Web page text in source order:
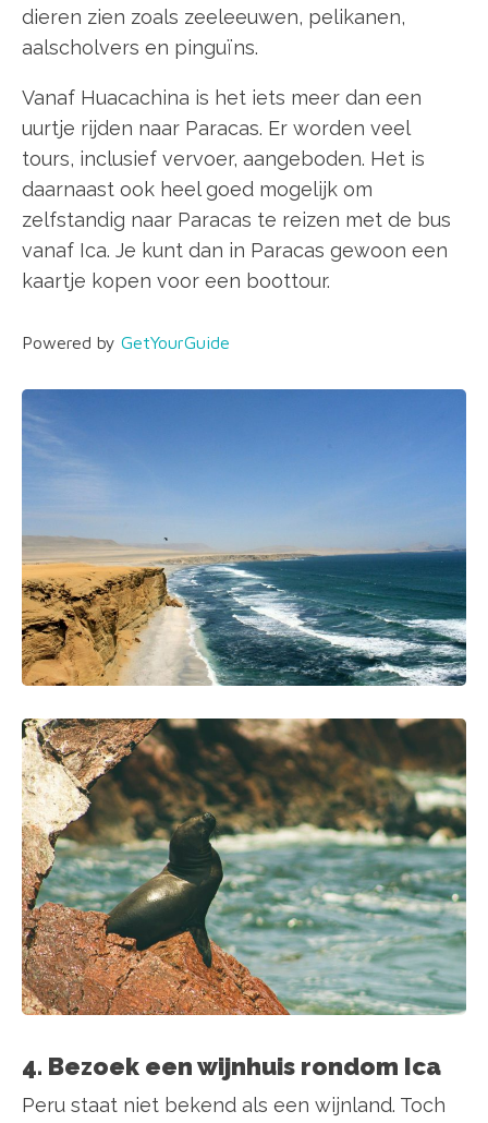
dieren zien zoals zeeleeuwen, pelikanen,
aalscholvers en pinguïns.
Vanaf Huacachina is het iets meer dan een
uurtje rijden naar Paracas. Er worden veel
tours, inclusief vervoer, aangeboden. Het is
daarnaast ook heel goed mogelijk om
zelfstandig naar Paracas te reizen met de bus
vanaf Ica. Je kunt dan in Paracas gewoon een
kaartje kopen voor een boottour.
Powered by GetYourGuide
4. Bezoek een wijnhuis rondom Ica
Peru staat niet bekend als een wijnland. Toch